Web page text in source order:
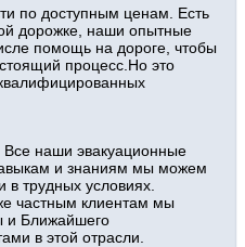
по доступным ценам. Есть
дорожке, наши опытные
помощь на дороге, чтобы
процесс.Но это
Все наши эвакуационные
и знаниям мы можем
в трудных условиях.
частным клиентам мы
и Ближайшего
в этой отрасли.